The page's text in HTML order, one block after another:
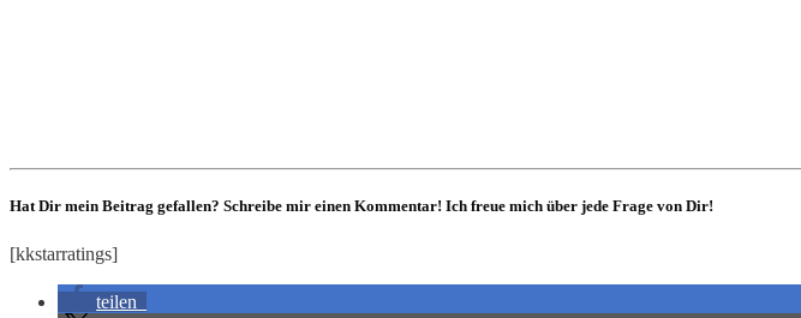
Hat Dir mein Beitrag gefallen? Schreibe mir einen Kommentar! Ich freue mich über jede Frage von Dir!
[kkstarratings]
teilen